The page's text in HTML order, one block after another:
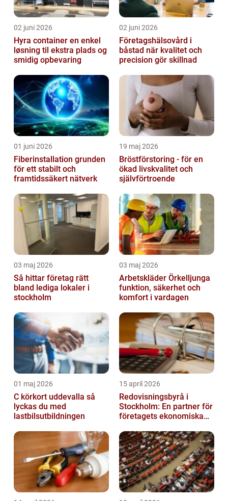
02 juni 2026
Hyra container en enkel
løsning til ekstra plads og
smidig opbevaring
02 juni 2026
Företagshälsovård i
båstad när kvalitet och
precision gör skillnad
01 juni 2026
Fiberinstallation grunden
för ett stabilt och
framtidssäkert nätverk
19 maj 2026
Bröstförstoring - för en
ökad livskvalitet och
självförtroende
03 maj 2026
Så hittar företag rätt
bland lediga lokaler i
stockholm
03 maj 2026
Arbetskläder Örkelljunga
funktion, säkerhet och
komfort i vardagen
01 maj 2026
C körkort uddevalla så
lyckas du med
lastbilsutbildningen
15 april 2026
Redovisningsbyrå i
Stockholm: En partner för
företagets ekonomiska